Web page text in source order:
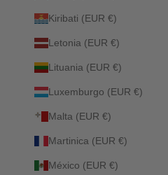
Kiribati (EUR €)
Letonia (EUR €)
Lituania (EUR €)
Luxemburgo (EUR €)
Malta (EUR €)
Martinica (EUR €)
México (EUR €)